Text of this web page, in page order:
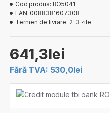
641,3lei
Fără TVA: 530,0lei
Cod produs: BO5041
EAN: 0088381607308
Termen de livrare: 2-3 zile